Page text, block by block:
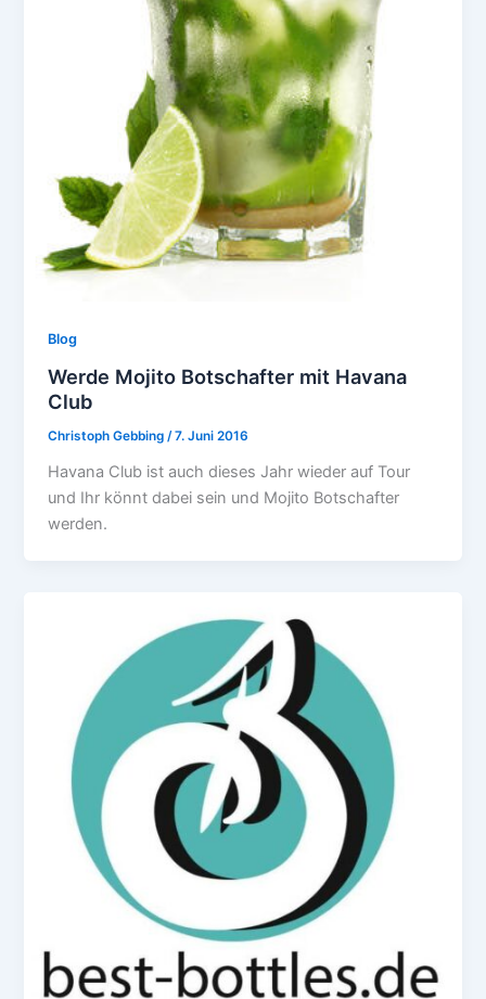
Blog
Werde Mojito Botschafter mit Havana
Club
Christoph Gebbing/7. Juni 2016
Havana Club ist auch dieses Jahr wieder auf Tour
und Ihr könnt dabei sein und Mojito Botschafter
werden.